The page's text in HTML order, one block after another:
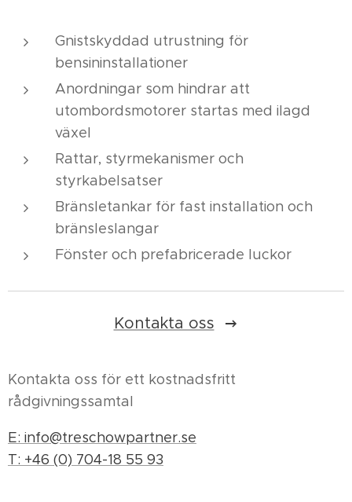
Gnistskyddad utrustning för
bensininstallationer
Anordningar som hindrar att
utombordsmotorer startas med ilagd
växel
Rattar, styrmekanismer och
styrkabelsatser
Bränsletankar för fast installation och
bränsleslangar
Fönster och prefabricerade luckor
Kontakta oss
Kontakta oss för ett kostnadsfritt
rådgivningssamtal
E: info@treschowpartner.se
T: +46 (0) 704-18 55 93